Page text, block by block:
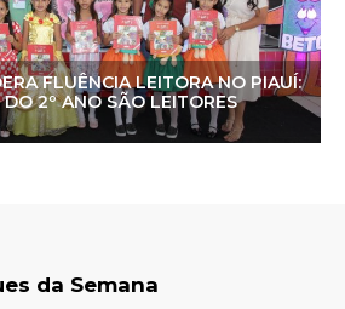
FLUÊNCIA LEITORA NO PIAUÍ:
2º ANO SÃO LEITORES
da Semana